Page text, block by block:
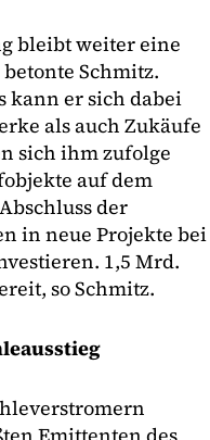
bleibt weiter eine
Schmitz.
kann er sich dabei
als auch Zukäufe
sich ihm zufolge
auf dem
der
in neue Projekte bei
1,5 Mrd.
so Schmitz.